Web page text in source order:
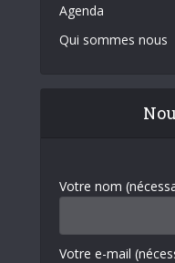
Agenda
Qui sommes nous
Votre nom
Votre e-mail